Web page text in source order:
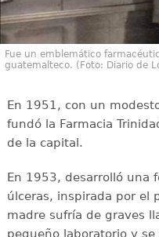
Fue un emblemático
guatemalteco. (Foto: Diario de
En 1951, con un
fundó la Farmacia
de la capital.
En 1953, desarrolló una
úlceras, inspirada por el
madre sufría de graves
pequeño laboratorio y